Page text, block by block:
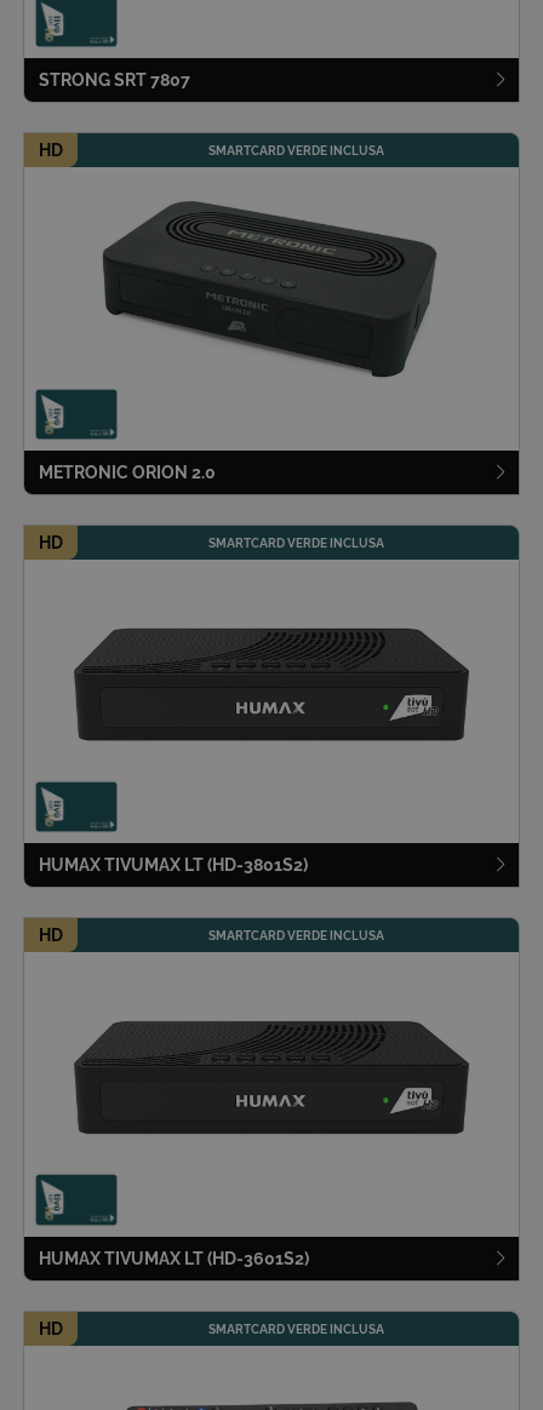
STRONG SRT 7807
HD SMARTCARD VERDE INCLUSA
METRONIC ORION 2.0
HD SMARTCARD VERDE INCLUSA
HUMAX TIVUMAX LT (HD-3801S2)
HD SMARTCARD VERDE INCLUSA
HUMAX TIVUMAX LT (HD-3601S2)
HD SMARTCARD VERDE INCLUSA